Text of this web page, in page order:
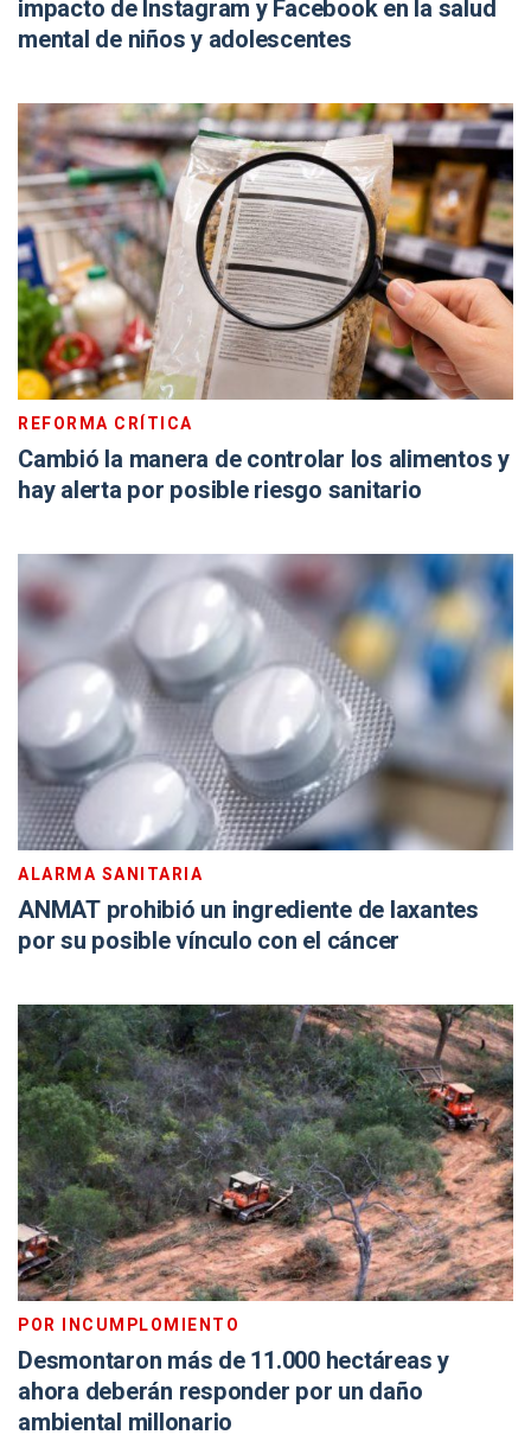
impacto de Instagram y Facebook en la salud
mental de niños y adolescentes
REFORMA CRÍTICA
Cambió la manera de controlar los alimentos y
hay alerta por posible riesgo sanitario
ALARMA SANITARIA
ANMAT prohibió un ingrediente de laxantes
por su posible vínculo con el cáncer
POR INCUMPLOMIENTO
Desmontaron más de 11.000 hectáreas y
ahora deberán responder por un daño
ambiental millonario